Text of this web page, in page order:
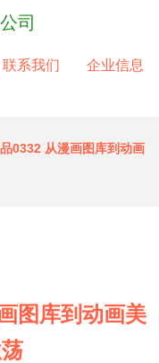
司
联系我们 企业信息
0332 从漫画图库到动画
图库到动画美